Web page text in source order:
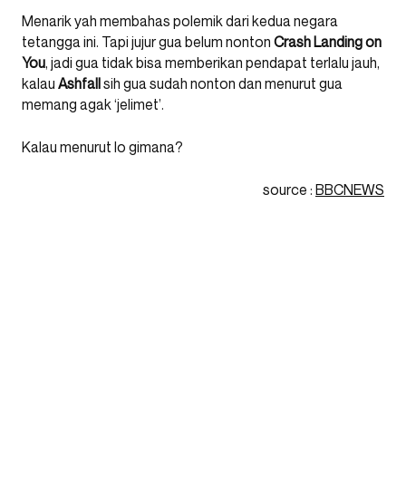
Menarik yah membahas polemik dari kedua negara
tetangga ini. Tapi jujur gua belum nonton Crash Landingon
You, jadi gua tidak bisa memberikan pendapat terlalu jauh,
kalau Ashfallsih gua sudah nonton dan menurut gua
memang agak ‘jelimet’.
Kalau menurut lo gimana?
source : BBCNEWS